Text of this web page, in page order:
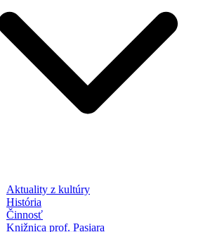
Aktuality z kultúry
História
Činnosť
Knižnica prof. Pasiara